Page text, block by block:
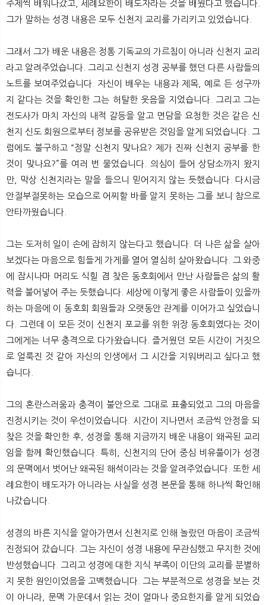
주제씩 배워나갔고, 세례요한이 배도자라는 것을 배웠다고 했습니다.
그가 말하는 성경 내용은 모두 신천지 교리를 가리키고 있었습니다.
그래서 그가 배운 내용은 정통 기독교의 가르침이 아니라 신천지 교리
라고 알려주었습니다. 그리고 신천지 성경 공부를 했던 다른 사람들의
노트를 보여주었습니다. 자신이 배우는 내용과 제목, 예로 든 성구까
지 같다는 것을 확인한 그는 허탈한 웃음을 지었습니다. 그리고 그는
전도사가 마치 자신의 내적 갈등을 알고 면담을 요청한 것은 같은 신
천지 신도 회원으로부터 정보를 공유받은 것임을 알게 되었습니다. 그
럼에도 불구하고 “정말 신천지 맞나요? 제가 진짜 신천지 공부를 한
것이 맞나요?”를 여러 번 물었습니다. 의심이 들어 상담소까지 왔지
만, 막상 신천지라는 말을 들으니 믿어지지 않는 듯했습니다. 다시금
안절부절못하는 모습으로 어찌할 바를 알지 못하는 그를 보니 참으로
안타까웠습니다.
그는 도저히 일이 손에 잡히지 않는다고 했습니다. 더 나은 삶을 살아
보겠다는 마음으로 힘들게 가게를 열어 열심히 살아왔습니다. 그 와중
에 잠시나마 머리도 식힐 겸 찾은 동호회에서 만난 사람들은 삶의 활
력을 불어넣어 주는 듯했습니다. 세상에 이렇게 좋은 사람들이 있을까
하는 마음에 이 동호회 회원들과 오랫동안 관계를 이어가고 싶었습니
다. 그런데 이 모든 것이 신천지 포교를 위한 위장 동호회였다는 것이
그에게는 너무 충격으로 다가왔습니다. 즐거웠던 모든 시간이 거짓으
로 얼룩진 것 같아 자신의 인생에서 그 시간을 지워버리고 싶다고 했
습니다.
그의 혼란스러움과 충격이 불안으로 그대로 표출되었고 그의 마음을
진정시키는 것이 우선이었습니다. 시간이 지나면서 조금씩 안정을 되
찾은 것을 확인한 후, 성경을 통해 지금까지 배운 내용이 왜곡된 교리
임을 함께 확인했습니다. 특히, 신천지의 단어 중심 비유풀이가 성경
의 문맥에서 벗어난 왜곡된 해석이라는 것을 알려주었습니다. 또한 세
례요한이 배도자가 아니라는 사실을 성경 본문을 통해 하나씩 확인해
나갔습니다.
성경의 바른 지식을 알아가면서 신천지로 인해 놀랐던 마음이 조금씩
진정되어 갔습니다. 그는 자신이 성경 내용에 무관심했고 무지한 것에
반성했습니다. 그리고 성경에 대한 지식 부족이 이단의 교리를 분별하
지 못한 원인이었음을 고백했습니다. 그는 부분적으로 성경을 보는 것
이 아니라, 문맥 가운데서 읽는 것이 얼마나 중요한지를 알게 되었습